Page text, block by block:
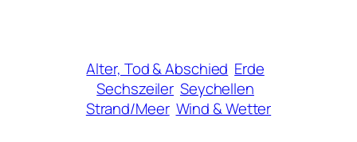
Alter, Tod & Abschied Erde
Sechszeiler Seychellen
Strand/Meer Wind & Wetter